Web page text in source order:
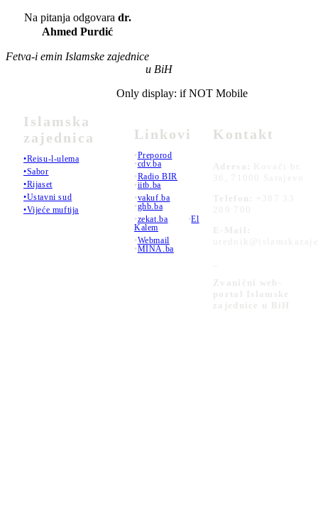
Na pitanja odgovara dr.
Ahmed Purdić
Fetva-i emin Islamske zajednice
u BiH
Islamska
zajednica
•Reisu-l-ulema
•Sabor
•Rijaset
•Ustavni sud
•Vijeće muftija
Only display: if NOT Mobile
Linkovi
•Preporod
•cdv.ba
•Radio BIR
•iitb.ba
•vakuf.ba
•ghb.ba
•zekat.ba •El
Kalem
•Webmail
•MINA.ba
Kontakt
Adresa:
Kovači br.
36, 71000 Sarajevo
Telefon:
+387 33
289 700
E-Mail:
Zvanični web-
portal Islamske
zajednice u BiH